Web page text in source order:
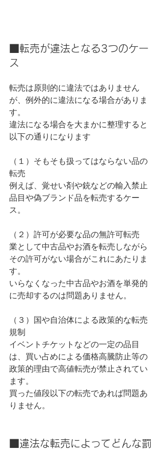
■転売が違法となる3つのケー
ス
転売は原則的に違法ではありません
が、例外的に違法になる場合がありま
す。
違法になる場合を大まかに整理すると
以下の通りになります
（１）そもそも扱ってはならない品の
転売
例えば、覚せい剤や銃などの輸入禁止
品目や偽ブランド品を転売するケー
ス。
（２）許可が必要な品の無許可転売
業として中古品やお酒を転売しながら
その許可がない場合がこれにあたりま
す。
いらなくなった中古品やお酒を単発的
に売却するのは問題ありません。
（３）国や自治体による政策的な転売
規制
イベントチケットなどの一定の品目
は、買い占めによる価格高騰防止等の
政策的理由で高値転売が禁止されてい
ます。
買った値段以下の転売であれば問題あ
りません。
■違法な転売によってどんな罰